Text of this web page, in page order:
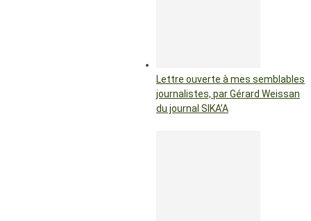
Lettre ouverte à mes semblables
journalistes, par Gérard Weissan
du journal SIKA’A